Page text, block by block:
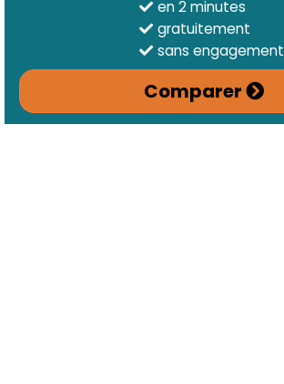
en 2 minutes
gratuitement
sans engagement
Comparer